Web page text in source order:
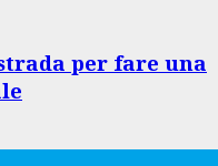
per fare una